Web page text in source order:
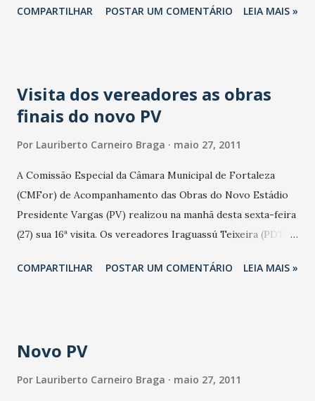
veredor João Batista. Participarão entidades e pessoas
COMPARTILHAR POSTAR UM COMENTÁRIO LEIA MAIS »
Visita dos vereadores as obras
finais do novo PV
Por Lauriberto Carneiro Braga maio 27, 2011
A Comissão Especial da Câmara Municipal de Fortaleza
(CMFor) de Acompanhamento das Obras do Novo Estádio
Presidente Vargas (PV) realizou na manhã desta sexta-feira
(27) sua 16ª visita. Os vereadores Iraguassú Teixeira (PDT),
cobraram da administração do novo PV o término das obras
presidente da Comissão, Iraguassú Teixeira. O Ministério
COMPARTILHAR POSTAR UM COMENTÁRIO LEIA MAIS »
Novo PV
Por Lauriberto Carneiro Braga maio 27, 2011